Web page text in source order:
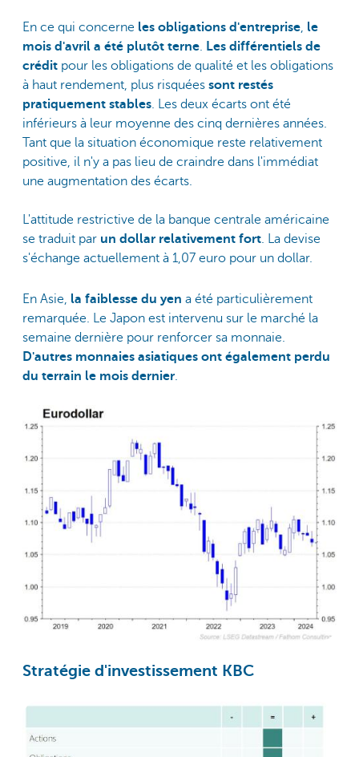
En ce qui concerne les obligations d'entreprise, le
mois d'avril a été plutôt terne. Les différentiels de
crédit pour les obligations de qualité et les obligations
à haut rendement, plus risquées sont restés
pratiquement stables. Les deux écarts ont été
inférieurs à leur moyenne des cinq dernières années.
Tant que la situation économique reste relativement
positive, il n'y a pas lieu de craindre dans l'immédiat
une augmentation des écarts.
L'attitude restrictive de la banque centrale américaine
se traduit par un dollar relativement fort. La devise
s'échange actuellement à 1,07 euro pour un dollar.
En Asie, la faiblesse du yen a été particulièrement
remarquée. Le Japon est intervenu sur le marché la
semaine dernière pour renforcer sa monnaie.
D'autres monnaies asiatiques ont également perdu
du terrain le mois dernier
Stratégie d'investissement KBC